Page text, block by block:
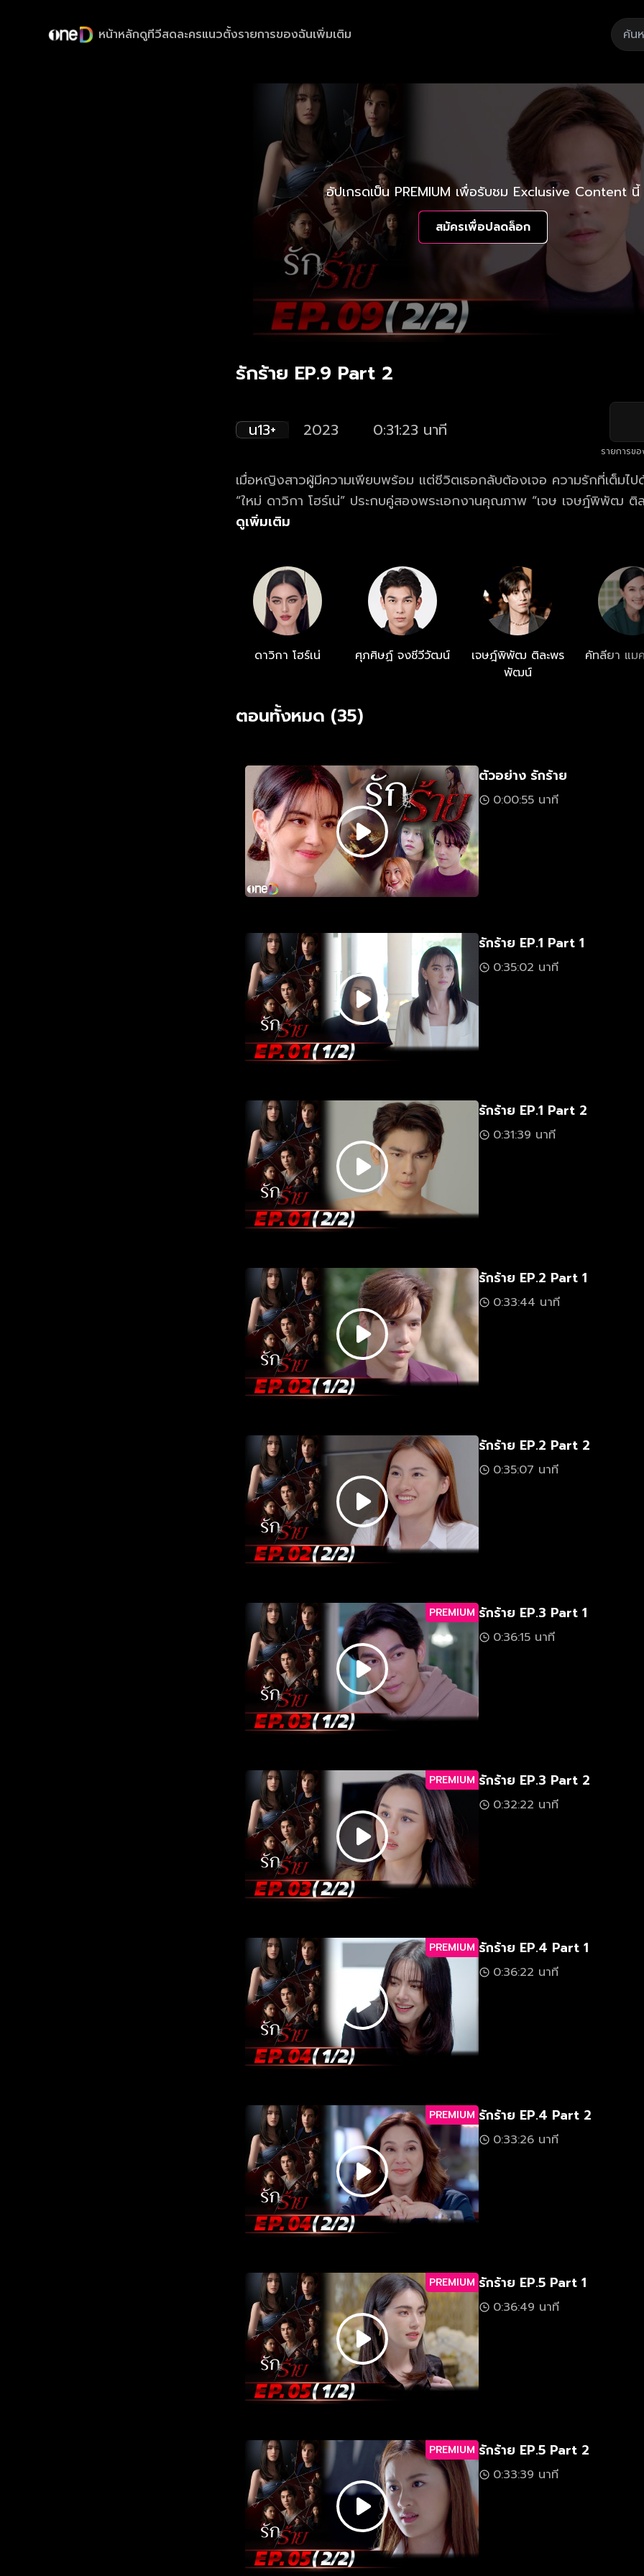
หน้าหลักดูทีวีสดละครแนวตั้งรายการของฉันเพิ่มเติม
อัปเกรดเป็น PREMIUM เพื่อรับชม Exclusive Content นี้
สมัครเพื่อปลดล็อก
รักร้าย EP.9 Part 2
น13+ 2023 0:31:23 นาที
รายการข
เมื่อหญิงสาวผู้มีความเพียบพร้อม แต่ชีวิตเธอกลับต้องเจอ ความรักที่เต็มไป
“ใหม่ ดาวิกา โฮร์เน่” ประกบคู่สองพระเอกงานคุณภาพ “เจษ เจษฎ์พิพัฒ ติ
“มิว ศุภศิษฏ์ จงชีวีวัฒน์” กับบทบาทความดราม่าสุดเข้มข้น ร่วมด้วย ทัพนัก
ดูเพิ่มเติม
ดาวิกา โฮร์เน่ ศุภศิษฏ์ จงชีวีวัฒน์
เจษฎ์พิพัฒ ติละพร
พัฒน์
คัทลียา แม
ตอนทั้งหมด (35)
ตัวอย่าง รักร้าย
0:00:55 นาที
รักร้าย EP.1 Part 1
0:35:02 นาที
รักร้าย EP.1 Part 2
0:31:39 นาที
รักร้าย EP.2 Part 1
0:33:44 นาที
รักร้าย EP.2 Part 2
0:35:07 นาที
PREMIUM รักร้าย EP.3 Part 1
0:36:15 นาที
PREMIUM รักร้าย EP.3 Part 2
0:32:22 นาที
PREMIUM รักร้าย EP.4 Part 1
0:36:22 นาที
PREMIUM รักร้าย EP.4 Part 2
0:33:26 นาที
PREMIUM รักร้าย EP.5 Part 1
0:36:49 นาที
PREMIUM รักร้าย EP.5 Part 2
0:33:39 นาที